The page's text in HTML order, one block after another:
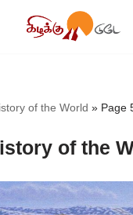
of the World » Page
of the